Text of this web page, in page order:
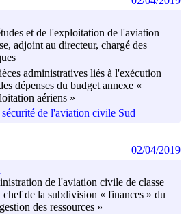
et de l'exploitation de l'aviation
adjoint au directeur, chargé des
administratives liés à l'exécution
dépenses du budget annexe «
aériens »
de l'aviation civile Sud
de l'aviation civile de classe
de la subdivision « finances » du
des ressources »
02/04/2019